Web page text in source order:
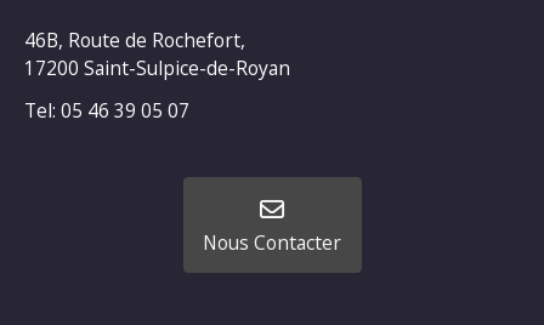
46B, Route de Rochefort,
17200 Saint-Sulpice-de-Royan
Tel: 05 46 39 05 07
Nous Contacter